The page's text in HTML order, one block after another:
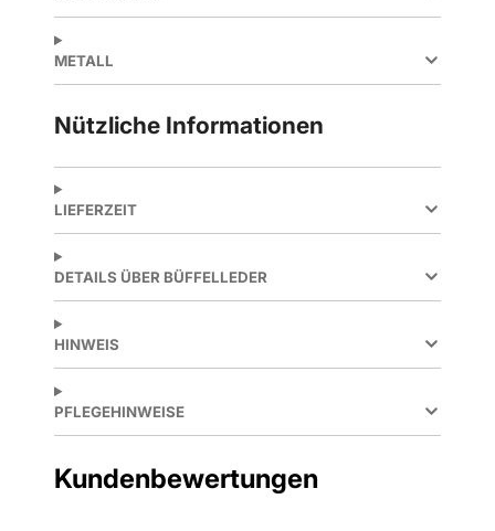
METALL
Nützliche Informationen
LIEFERZEIT
DETAILS ÜBER BÜFFELLEDER
HINWEIS
PFLEGEHINWEISE
Kundenbewertungen